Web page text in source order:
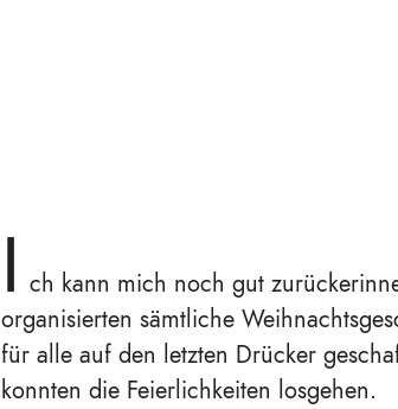
I ch kann mich noch gut
organisierten sämtliche
für alle auf den letzten Drücker
konnten die Feierlichkeiten losgehen.